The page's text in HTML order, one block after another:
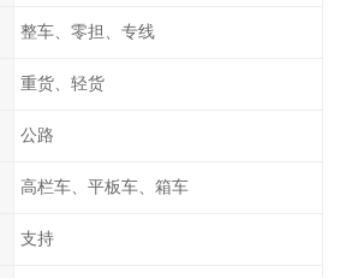
整车、零担、专线
重货、轻货
公路
高栏车、平板车、箱车
支持